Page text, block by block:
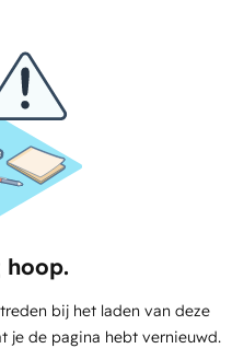
hoop.
bij het laden van deze
je de pagina hebt vernieuwd.